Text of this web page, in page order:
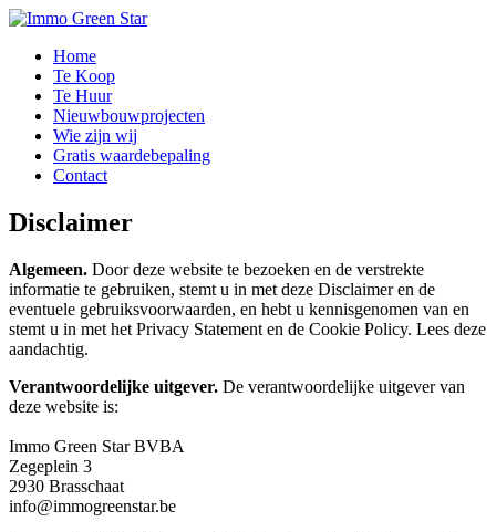
Home
Te Koop
Te Huur
Nieuwbouwprojecten
Wie zijn wij
Gratis waardebepaling
Contact
Disclaimer
Algemeen. Door deze website te bezoeken en de verstrekte
informatie te gebruiken, stemt u in met deze Disclaimer en de
eventuele gebruiksvoorwaarden, en hebt u kennisgenomen van en
stemt u in met het Privacy Statement en de Cookie Policy. Lees deze
aandachtig.
Verantwoordelijke uitgever. De verantwoordelijke uitgever van
deze website is:
Immo Green Star BVBA
Zegeplein 3
2930 Brasschaat
info@immogreenstar.be